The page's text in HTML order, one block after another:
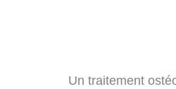
Un traitement